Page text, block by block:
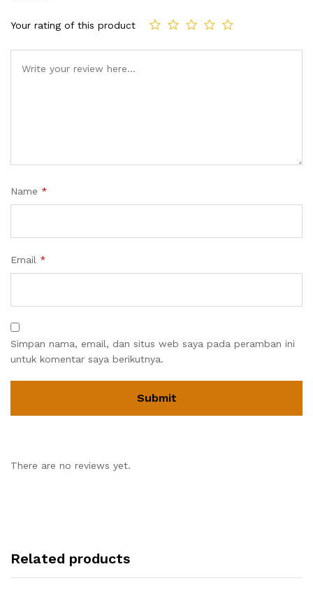
Your rating of this product
Name *
Email *
Simpan nama, email, dan situs web saya pada peramban ini
untuk komentar saya berikutnya.
There are no reviews yet.
Related products